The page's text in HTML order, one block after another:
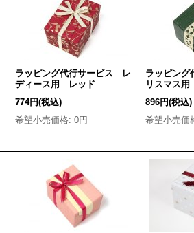
ラッピング代行サービス レ
ディース用 レッド
774円(税込)
希望小売価格: 0円
ラッピン
リスマス
896円(税込)
希望小売価